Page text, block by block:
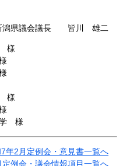
潟県議会議長 皆川 雄二
様
様
様
年2月定例会・意見書一覧へ
例会・議会情報項目一覧へ